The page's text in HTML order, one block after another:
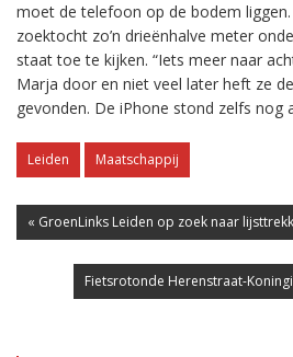
moet de telefoon op de bodem
zoektocht zo’n drieënhalve meter
staat toe te kijken. “Iets meer naar
Marja door en niet veel later heft ze
gevonden. De iPhone stond zelfs nog
Leiden Maatschappij
« GroenLinks Leiden op zoek naar
Fietsrotonde Herenstraat-